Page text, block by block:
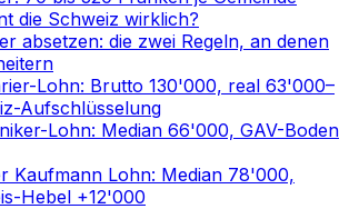
die Schweiz wirklich?
absetzen: die zwei Regeln, an denen
Lohn: Brutto 130'000, real 63'000–
Aufschlüsselung
Lohn: Median 66'000, GAV-Boden
Kaufmann Lohn: Median 78'000,
Hebel +12'000